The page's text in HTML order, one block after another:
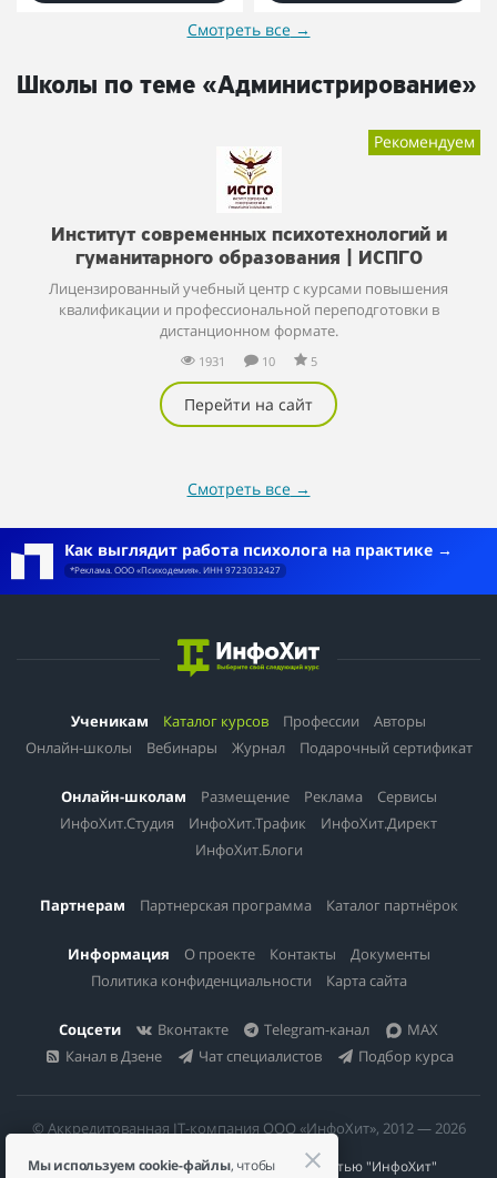
Смотреть все →
Школы по теме «Администрирование»
Рекомендуем
Институт современных психотехнологий и
гуманитарного образования | ИСПГО
Лицензированный учебный центр с курсами повышения
квалификации и профессиональной переподготовки в
дистанционном формате.
1931 10 5
Перейти на сайт
Смотреть все →
Как выглядит работа психолога на практике
*Реклама. ООО «Психодемия». ИНН 9723032427
Ученикам Каталог курсов Профессии
Авторы
Онлайн-школы
Вебинары Журнал Подарочный сертификат
Онлайн-школам Размещение Реклама
Сервисы
ИнфоХит.Студия
ИнфоХит.Трафик
ИнфоХит.Директ
ИнфоХит.Блоги
Партнерам Партнерская программа Каталог партнёрок
Информация О проекте Контакты
Документы
Политика конфиденциальности
Карта сайта
Соцсети Вконтакте Telegram-канал
MAX
Канал в Дзене
Чат специалистов Подбор курса
© Аккредитованная IT-компания ООО «ИнфоХит», 2012 — 2026
Общество с ограниченной ответственностью "ИнфоХит"
Мы используем cookie-файлы, чтобы